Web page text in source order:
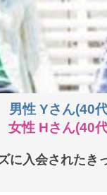
男性 Yさん(40
女性 Hさん(40
に入会されたき